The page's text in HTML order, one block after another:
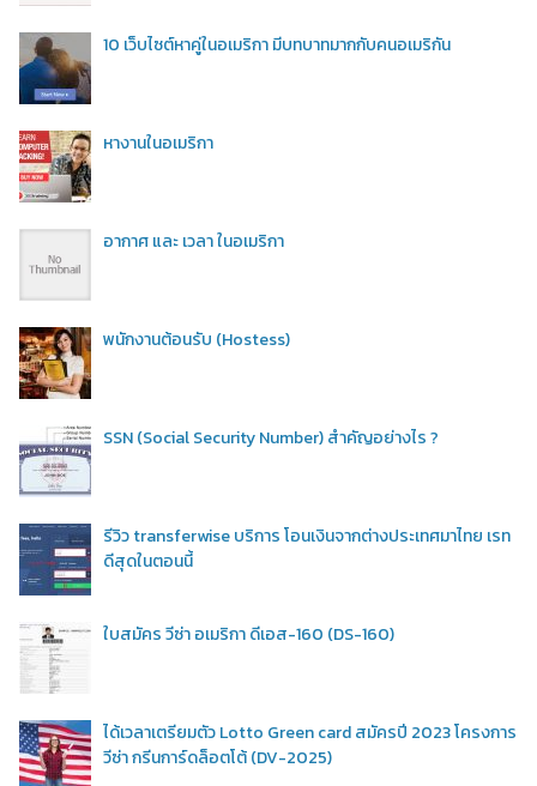
10 เว็บไซต์หาคู่ในอเมริกา มีบทบาทมากกับคนอเมริกัน
หางานในอเมริกา
อากาศ และ เวลา ในอเมริกา
พนักงานต้อนรับ (Hostess)
SSN (Social Security Number) สำคัญอย่างไร ?
รีวิว transferwise บริการ โอนเงินจากต่างประเทศมาไทย เรท
ดีสุดในตอนนี้
ใบสมัคร วีซ่า อเมริกา ดีเอส-160 (DS-160)
ได้เวลาเตรียมตัว Lotto Green card สมัครปี 2023 โครงการ
วีซ่า กรีนการ์ดล็อตโต้ (DV-2025)